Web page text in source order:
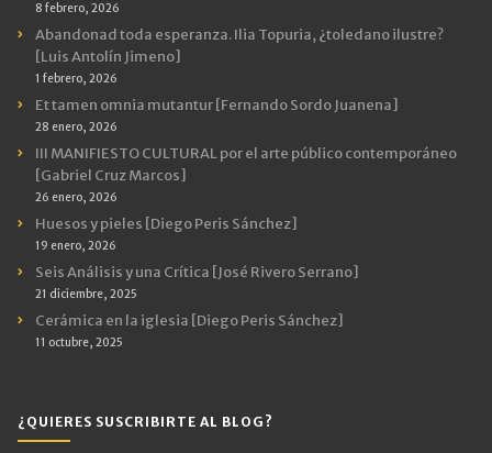
8 febrero, 2026
Abandonad toda esperanza. Ilia Topuria, ¿toledano ilustre?
[Luis Antolín Jimeno]
1 febrero, 2026
Et tamen omnia mutantur [Fernando Sordo Juanena]
28 enero, 2026
III MANIFIESTO CULTURAL por el arte público contemporáneo
[Gabriel Cruz Marcos]
26 enero, 2026
Huesos y pieles [Diego Peris Sánchez]
19 enero, 2026
Seis Análisis y una Crítica [José Rivero Serrano]
21 diciembre, 2025
Cerámica en la iglesia [Diego Peris Sánchez]
11 octubre, 2025
¿QUIERES SUSCRIBIRTE AL BLOG?